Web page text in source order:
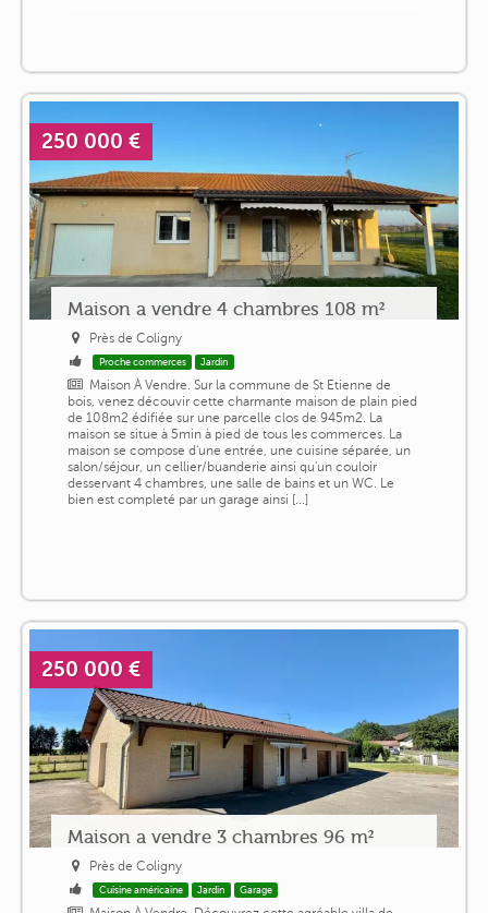
250 000 €
Maison a vendre 4 chambres 108 m²
Près de Coligny
Proche commerces Jardin
Maison À Vendre. Sur la commune de St Etienne de
bois, venez découvir cette charmante maison de plain pied
de 108m2 édifiée sur une parcelle clos de 945m2. La
maison se situe à 5min à pied de tous les commerces. La
maison se compose d'une entrée, une cuisine séparée, un
salon/séjour, un cellier/buanderie ainsi qu'un couloir
desservant 4 chambres, une salle de bains et un WC. Le
bien est completé par un garage ainsi [...]
250 000 €
Maison a vendre 3 chambres 96 m²
Près de Coligny
Cuisine américaine Jardin Garage